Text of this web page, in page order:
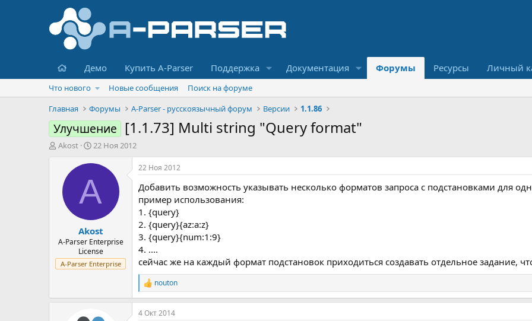
Главная
Демо Купить A-Parser Поддержка Документация Форумы Ресурсы Личный
Что нового Новые сообщения
Поиск на форуме
Главная
Форумы A-Parser - русскоязычный форум Версии 1.1.86
Улучшение [1.1.73] Multi string "Query format"
А
Akost
Д
т
н
а
а
л
а
22 Ноя 2012
A
Akost
A-Parser Enterprise
License
A-Parser Enterprise
22 Ноя 2012
Добавить возможность указывать несколько форматов запроса с подстановками для
пример использования:
1. {query}
2. {query}{az:a:z}
3. {query}{num:1:9}
4. ....
сейчас же на каждый формат подстановок приходиться создавать отдельное задание,
Р
е
а
к
nouton
4 Окт 2014